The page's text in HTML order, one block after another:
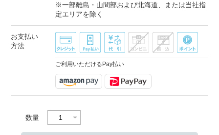
※一部離島・山間部および北海道、または当社指
定エリアを除く
お支払い
方法
ご利用いただけるPay払い
数量